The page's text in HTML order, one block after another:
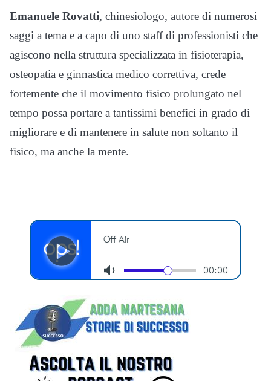
Emanuele Rovatti, chinesiologo, autore di numerosi
saggi a tema e a capo di uno staff di professionisti che
agiscono nella struttura specializzata in fisioterapia,
osteopatia e ginnastica medico correttiva, crede
fortemente che il movimento fisico prolungato nel
tempo possa portare a tantissimi benefici in grado di
migliorare e di mantenere in salute non soltanto il
fisico, ma anche la mente.